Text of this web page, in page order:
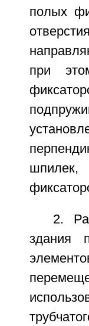
полых
при
2.
здания